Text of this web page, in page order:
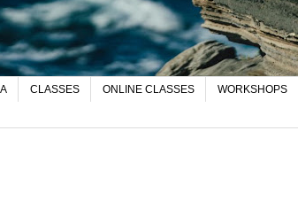
CLASSES ONLINE CLASSES WORKSHOPS